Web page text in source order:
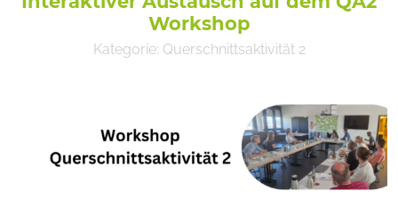
Workshop
Kategorie: Querschnittsaktivität 2